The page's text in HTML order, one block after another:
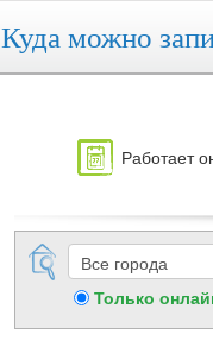
Куда можно
Работает
Только